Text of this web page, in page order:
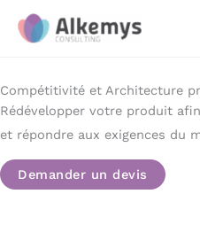
Compétitivité et Architecture
Rédévelopper votre produit
et répondre aux exigences du
Demander un devis